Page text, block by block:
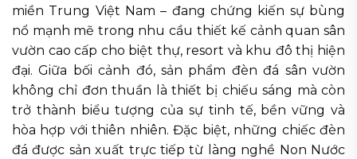
miền Trung Việt Nam – đang chứng kiến sự bùng
nổ mạnh mẽ trong nhu cầu thiết kế cảnh quan sân
vườn cao cấp cho biệt thự, resort và khu đô thị hiện
đại. Giữa bối cảnh đó, sản phẩm đèn đá sân vườn
không chỉ đơn thuần là thiết bị chiếu sáng mà còn
trở thành biểu tượng của sự tinh tế, bền vững và
hòa hợp với thiên nhiên. Đặc biệt, những chiếc đèn
đá được sản xuất trực tiếp từ làng nghề Non Nước